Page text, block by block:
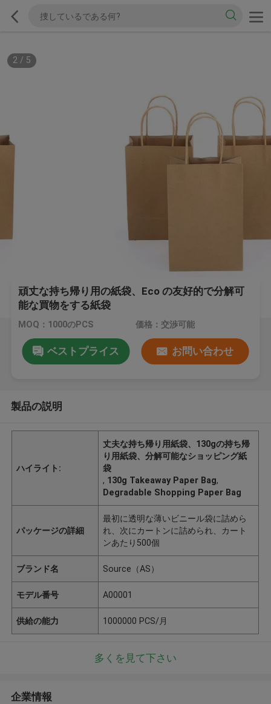
2/ 5
頑丈な持ち帰り用の紙袋、Eco の友好的で分解可
能な買物をする紙袋
MOQ：1000のPCS 価格：交渉可能
ベストプライス お問い合わせ
製品の説明
ハイライト:
丈夫な持ち帰り用紙袋、130gの持ち帰
り用紙袋、分解可能なショッピング紙
袋
, 130g Takeaway Paper Bag,
Degradable Shopping Paper Bag
パッケージの詳細
最初に透明な薄いビニール袋に詰めら
れ、次にカートンに詰められ、カート
ンあたり500個
ブランド名 Source（AS）
モデル番号 A00001
供給の能力 1000000 PCS/月
多くを見て下さい
企業情報